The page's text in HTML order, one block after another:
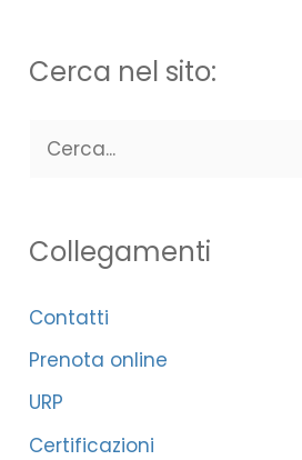
Cerca nel sito:
c
a
Collegamenti
Contatti
Prenota online
URP
Certificazioni